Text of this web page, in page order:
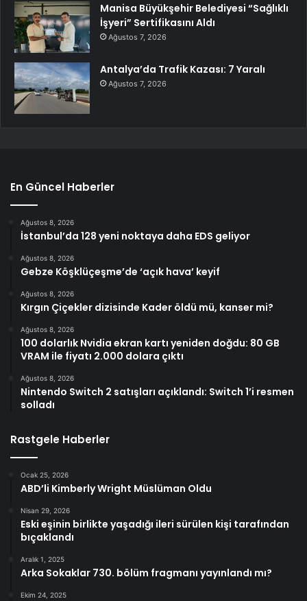
Manisa Büyükşehir Belediyesi “Sağlıklı
İşyeri” Sertifikasını Aldı
Ağustos 7, 2026
Antalya’da Trafik Kazası: 7 Yaralı
Ağustos 7, 2026
En Güncel Haberler
Ağustos 8, 2026
İstanbul’da 128 yeni noktaya daha EDS geliyor
Ağustos 8, 2026
Gebze Köşklüçeşme’de ‘açık hava’ keyif
Ağustos 8, 2026
Kırgın Çiçekler dizisinde Kader öldü mü, kanser mi?
Ağustos 8, 2026
100 dolarlık Nvidia ekran kartı yeniden doğdu: 80 GB
VRAM ile fiyatı 2.000 dolara çıktı
Ağustos 8, 2026
Nintendo Switch 2 satışları açıklandı: Switch 1’i resmen
solladı
Rastgele Haberler
Ocak 25, 2026
ABD’li Kimberly Wright Müslüman Oldu
Nisan 29, 2026
Eski eşinin birlikte yaşadığı ileri sürülen kişi tarafından
bıçaklandı
Aralık 1, 2025
Arka Sokaklar 730. bölüm fragmanı yayınlandı mı?
Ekim 24, 2025